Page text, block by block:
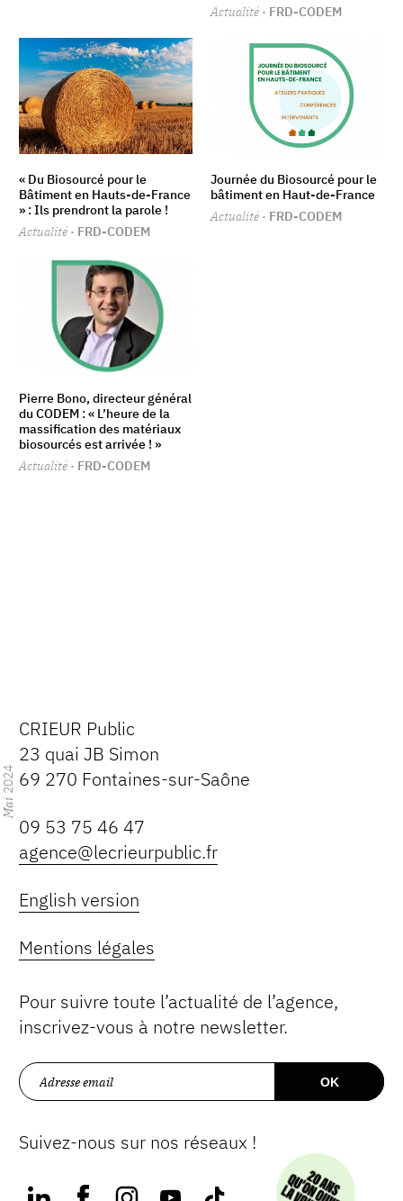
Mai
2024
Actualité · FRD-CODEM
« Du Biosourcé pour le
Bâtiment en Hauts-de-France
» : Ils prendront la parole !
Actualité · FRD-CODEM
Journée du Biosourcé pour le
bâtiment en Haut-de-France
Actualité · FRD-CODEM
Pierre Bono, directeur général
du CODEM : « L’heure de la
massification des matériaux
biosourcés est arrivée ! »
Actualité · FRD-CODEM
CRIEUR Public
23 quai JB Simon
69 270 Fontaines-sur-Saône
09 53 75 46 47
agence@lecrieurpublic.fr
English version
Mentions légales
Pour suivre toute l’actualité de l’agence,
inscrivez-vous à notre newsletter.
Suivez-nous sur nos réseaux !